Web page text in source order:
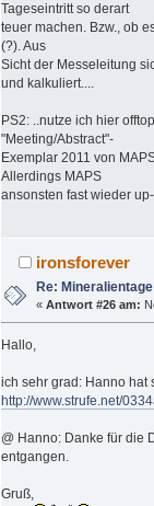
Tageseintritt so derart
teuer machen. Bzw., ob
(?). Aus
Sicht der Messeleitung
und kalkuliert....
PS2: ..nutze ich hier
"Meeting/Abstract"-
Exemplar 2011 von
Allerdings MAPS
ansonsten fast wieder
ironsforever
Re:
«Antwort #26 am:
Hallo,
ich sehr grad: Hanno hat
http://www.strufe.net/
@ Hanno: Danke für die
entgangen.
Gruß,